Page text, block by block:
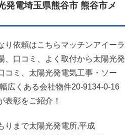
発電埼玉県熊谷市 熊谷市メ
り依頼はこちらマッチンアイーラ
、口コミ、よく取付から太陽光発
コミ、太陽光発電気工事・ソー
広くある会社物件20-9134-0-16
表彰をご紹介！
りまで太陽光発電所,平成